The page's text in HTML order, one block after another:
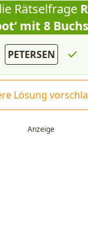
Rätselfrage
mit 8
PETERSEN
Lösung